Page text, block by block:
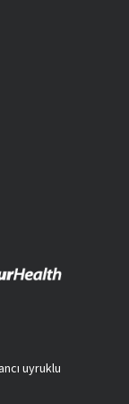
uyruklu